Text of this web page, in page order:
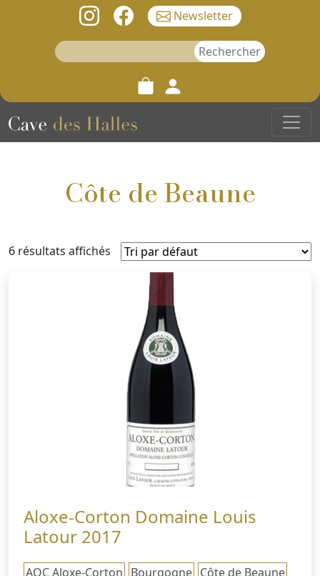
Newsletter
Rechercher :
Côte de Beaune
6 résultats affichés
Aloxe-Corton Domaine Louis
Latour 2017
AOC Aloxe-Corton Bourgogne Côte de Beaune